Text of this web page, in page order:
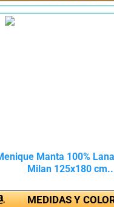
Manta 100%
Milan 125x180
MEDIDAS Y